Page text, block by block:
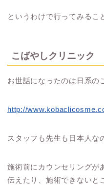
というわけで行ってみるこ
こばやしクリニック
お世話になったのは日系の
http://
スタッフも先生も日本人な
施術前にカウンセリングが
伝えたり、施術できないと